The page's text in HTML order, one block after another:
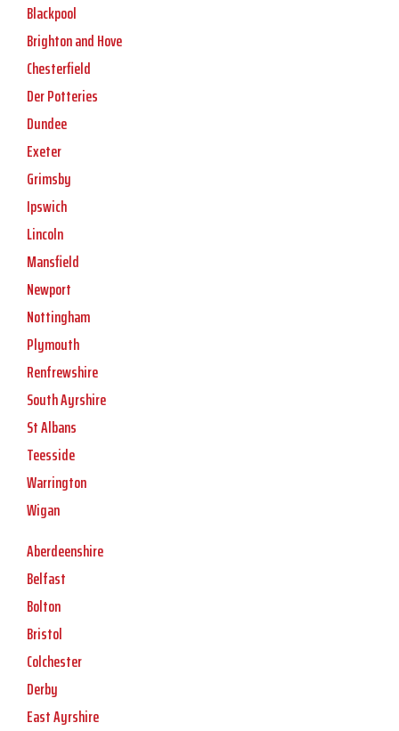
Blackpool
Brighton and Hove
Chesterfield
Der Potteries
Dundee
Exeter
Grimsby
Ipswich
Lincoln
Mansfield
Newport
Nottingham
Plymouth
Renfrewshire
South Ayrshire
St Albans
Teesside
Warrington
Wigan
Aberdeenshire
Belfast
Bolton
Bristol
Colchester
Derby
East Ayrshire